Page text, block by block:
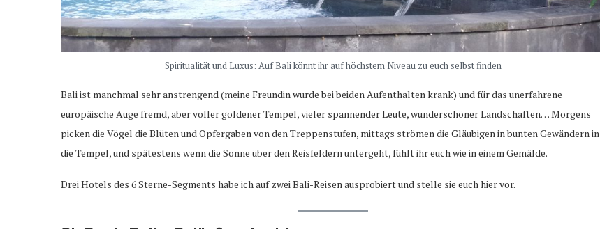
Spiritualität und Luxus: Auf Bali könnt ihr auf höchstem Niveau zu euch selbst finden
Bali ist manchmal sehr anstrengend (meine Freundin wurde bei beiden Aufenthalten krank) und für das unerfahrene
europäische Auge fremd, aber voller goldener Tempel, vieler spannender Leute, wunderschöner Landschaften… Morgens
picken die Vögel die Blüten und Opfergaben von den Treppenstufen, mittags strömen die Gläubigen in bunten Gewändern in
die Tempel, und spätestens wenn die Sonne über den Reisfeldern untergeht, fühlt ihr euch wie in einem Gemälde.
Drei Hotels des 6 Sterne-Segments habe ich auf zwei Bali-Reisen ausprobiert und stelle sie euch hier vor.